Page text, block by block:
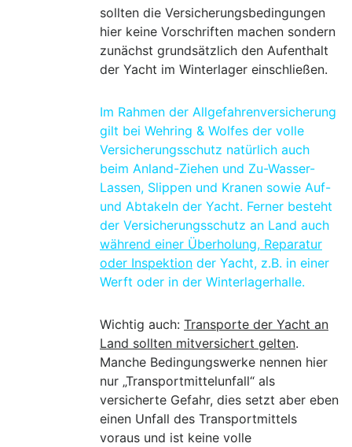
sollten die Versicherungsbedingungen
hier keine Vorschriften machen sondern
zunächst grundsätzlich den Aufenthalt
der Yacht im Winterlager einschließen.
Im Rahmen der Allgefahrenversicherung
gilt bei Wehring & Wolfes der volle
Versicherungsschutz natürlich auch
beim Anland-Ziehen und Zu-Wasser-
Lassen, Slippen und Kranen sowie Auf-
und Abtakeln der Yacht. Ferner besteht
der Versicherungsschutz an Land auch
während einer Überholung, Reparatur
oder Inspektion der Yacht, z.B. in einer
Werft oder in der Winterlagerhalle.
Wichtig auch: Transporte der Yacht an
Land sollten mitversichert gelten.
Manche Bedingungswerke nennen hier
nur „Transportmittelunfall“ als
versicherte Gefahr, dies setzt aber eben
einen Unfall des Transportmittels
voraus und ist keine volle